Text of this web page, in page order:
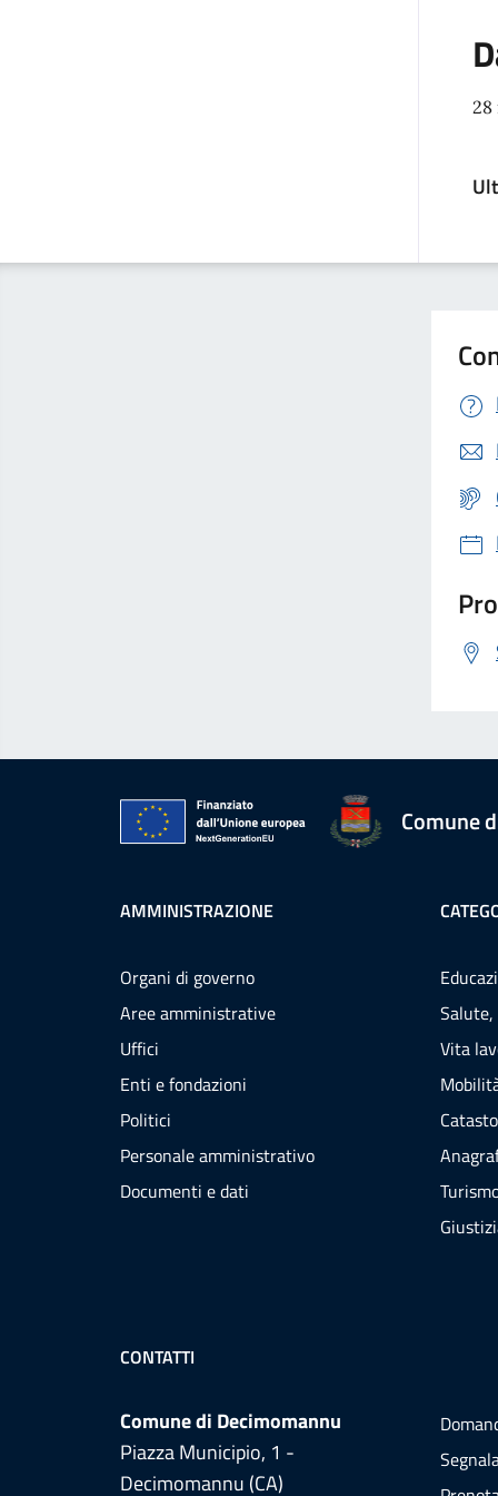
28
Comune
AMMINISTRAZIONE
Organi di governo
Aree amministrative
Uffici
Enti e fondazioni
Politici
Personale amministrativo
Documenti e dati
Salute,
Vita
CONTATTI
Comune di Decimomannu
Piazza Municipio, 1 -
Decimomannu (CA)